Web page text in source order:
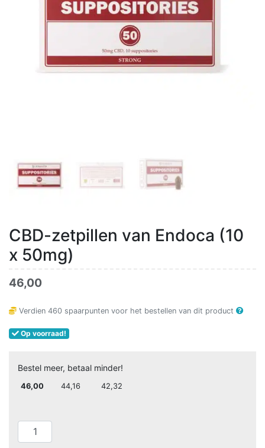
CBD-zetpillen van Endoca (10
x 50mg)
46,00
Verdien 460 spaarpunten voor het bestellen van dit product
Op voorraad!
Bestel meer, betaal minder!
46,00 44,16 42,32
CBD-
zetpillen